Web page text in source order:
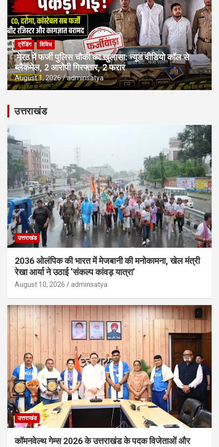
ट्रेंडिंग विविध
मेरठ में फर्जी पुलिस चौकी का खुलासा: न्यूड वीडियो कॉल से
ब्लैकमेल, 2 आरोपी गिरफ्तार, 2 फरार
August 1, 2026 adminsatya
उत्तराखंड
उत्तराखंड
2036 ओलंपिक की भारत में मेजबानी की मनोकामना, खेल मंत्री
रेखा आर्या ने उठाई ‘संकल्प कांवड़ यात्रा’
August 10, 2026 adminsatya
उत्तराखंड
कॉमनवेल्थ गेम्स 2026 के उत्तराखंड के पदक विजेताओं और